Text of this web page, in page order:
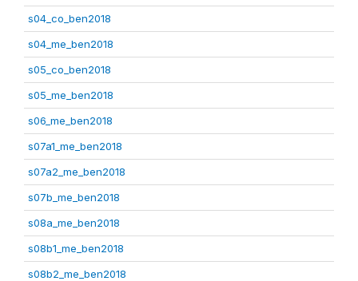
s04_co_ben2018
s04_me_ben2018
s05_co_ben2018
s05_me_ben2018
s06_me_ben2018
s07a1_me_ben2018
s07a2_me_ben2018
s07b_me_ben2018
s08a_me_ben2018
s08b1_me_ben2018
s08b2_me_ben2018